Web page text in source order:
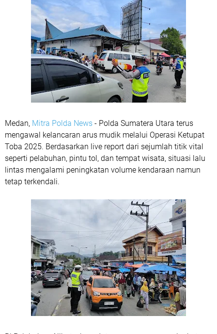
Medan, Mitra Polda News - Polda Sumatera Utara terus
mengawal kelancaran arus mudik melalui Operasi Ketupat
Toba 2025. Berdasarkan live report dari sejumlah titik vital
seperti pelabuhan, pintu tol, dan tempat wisata, situasi lalu
lintas mengalami peningkatan volume kendaraan namun
tetap terkendali.